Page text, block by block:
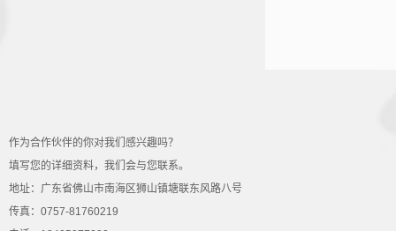
作为合作伙伴的你对我们感兴趣吗？
填写您的详细资料，我们会与您联系。
地址：广东省佛山市南海区狮山镇塘联东风路八号
传真：0757-81760219